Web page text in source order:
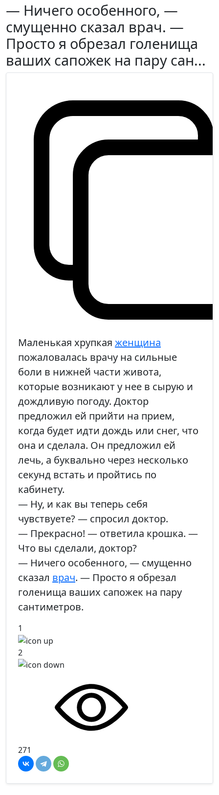
— Ничего особенного, —
смущенно сказал врач. —
Просто я обрезал голенища
ваших сапожек на пару сан...
Маленькая хрупкая женщина
пожаловалась врачу на сильные
боли в нижней части живота,
которые возникают у нее в сырую и
дождливую погоду. Доктор
предложил ей прийти на прием,
когда будет идти дождь или снег, что
она и сделала. Он предложил ей
лечь, а буквально через несколько
секунд встать и пройтись по
кабинету.
— Ну, и как вы теперь себя
чувствуете? — спросил доктор.
— Прекрасно! — ответила крошка. —
Что вы сделали, доктор?
— Ничего особенного, — смущенно
сказал врач. — Просто я обрезал
голенища ваших сапожек на пару
сантиметров.
1
2
271